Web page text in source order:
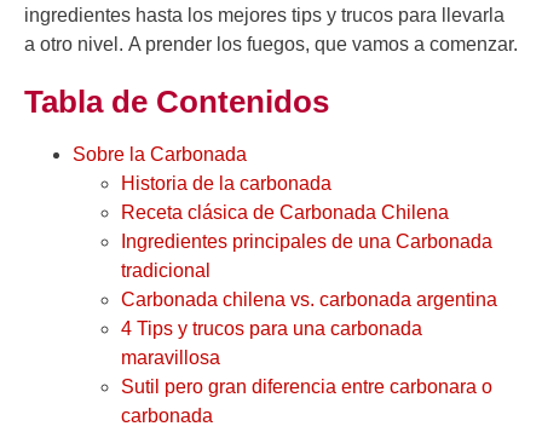
ingredientes hasta los mejores tips y trucos para llevarla
a otro nivel. A prender los fuegos, que vamos a comenzar.
Tabla de Contenidos
Sobre la Carbonada
Historia de la carbonada
Receta clásica de Carbonada Chilena
Ingredientes principales de una Carbonada
tradicional
Carbonada chilena vs. carbonada argentina
4 Tips y trucos para una carbonada
maravillosa
Sutil pero gran diferencia entre carbonara o
carbonada